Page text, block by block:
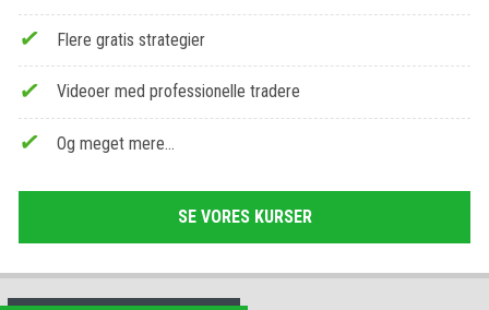
Flere gratis strategier
Videoer med professionelle tradere
Og meget mere…
SE VORES KURSER